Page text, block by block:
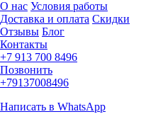
О нас Условия работы
Доставка и оплата Скидки
Отзывы Блог
Контакты
+7 913 700 8496
Позвонить
+79137008496
Написать в WhatsApp